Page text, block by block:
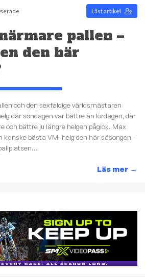
Låst artikel
pallen –
den här
och den sexfaldige världsmästaren
där söndagen var bättre än lördagen, där
och bättre ju längre helgen pågick. Max
kanske bästa VM–helg den här säsongen –
Läs mer →